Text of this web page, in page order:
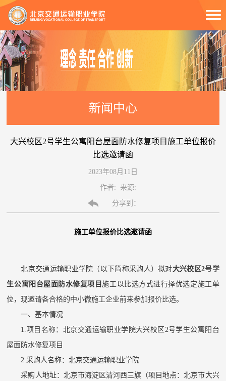
新闻中心
大兴校区2号学生公寓阳台屋面防水修复项目施工单位报价
比选邀请函
2023年08月11日
作者: 来源:
分享到：
施工单位报价比选邀请函
北京交通运输职业学院（以下简称采购人）拟对大兴校区2号学
生公寓阳台屋面防水修复项目施工 以 比选方式进行择优选定施工单
位 ，现邀请各合格的中小微施工企业前来参加报价比选。
一、基本情况
1.项目名称： 北京交通运输职业学院大兴校区 2号学生公寓阳台
屋面防水修复项目
2.采购人名称：北京交通运输职业学院
采购人地址：北京市海淀区清河西三旗 （项目地点：北京市大兴